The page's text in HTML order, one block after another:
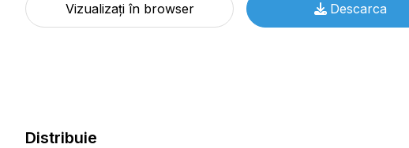
Vizualizați în browser Descarca
Distribuie